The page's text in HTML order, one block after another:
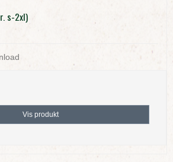
s-2xl)
Vis produkt